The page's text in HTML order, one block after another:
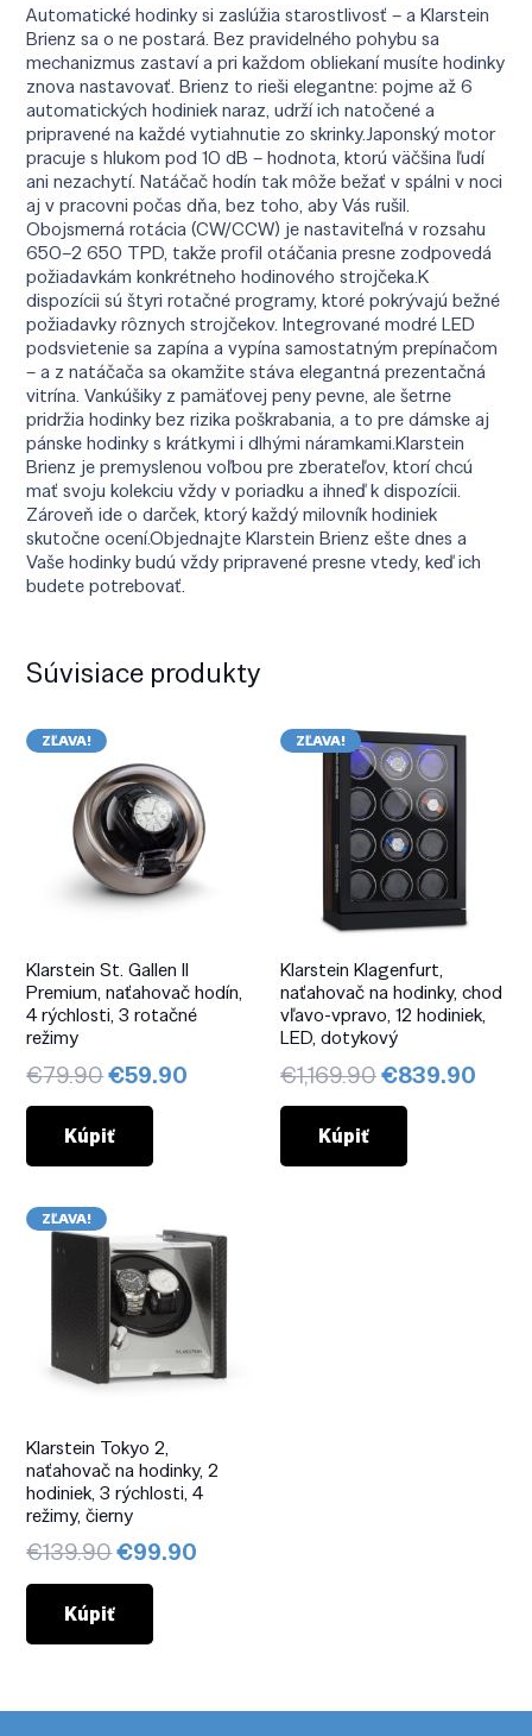
Automatické hodinky si zaslúžia starostlivosť – a Klarstein
Brienz sa o ne postará. Bez pravidelného pohybu sa
mechanizmus zastaví a pri každom obliekaní musíte hodinky
znova nastavovať. Brienz to rieši elegantne: pojme až 6
automatických hodiniek naraz, udrží ich natočené a
pripravené na každé vytiahnutie zo skrinky.Japonský motor
pracuje s hlukom pod 10 dB – hodnota, ktorú väčšina ľudí
ani nezachytí. Natáčač hodín tak môže bežať v spálni v noci
aj v pracovni počas dňa, bez toho, aby Vás rušil.
Obojsmerná rotácia (CW/CCW) je nastaviteľná v rozsahu
650–2 650 TPD, takže profil otáčania presne zodpovedá
požiadavkám konkrétneho hodinového strojčeka.K
dispozícii sú štyri rotačné programy, ktoré pokrývajú bežné
požiadavky rôznych strojčekov. Integrované modré LED
podsvietenie sa zapína a vypína samostatným prepínačom
– a z natáčača sa okamžite stáva elegantná prezentačná
vitrína. Vankúšiky z pamäťovej peny pevne, ale šetrne
pridržia hodinky bez rizika poškrabania, a to pre dámske aj
pánske hodinky s krátkymi i dlhými náramkami.Klarstein
Brienz je premyslenou voľbou pre zberateľov, ktorí chcú
mať svoju kolekciu vždy v poriadku a ihneď k dispozícii.
Zároveň ide o darček, ktorý každý milovník hodiniek
skutočne ocení.Objednajte Klarstein Brienz ešte dnes a
Vaše hodinky budú vždy pripravené presne vtedy, keď ich
budete potrebovať.
Súvisiace produkty
ZĽAVA!
Klarstein St. Gallen ll
Premium, naťahovač hodín,
4 rýchlosti, 3 rotačné
režimy
€79.90Pôvodná
cena
bola:
€79.90.
€59.90 Aktuálna
Kúpiť
ZĽAVA!
Klarstein Klagenfurt,
naťahovač na hodinky, chod
vľavo-vpravo, 12 hodiniek,
LED, dotykový
€1,169.90Pôvodná
cena
€1,169.90.
€839.90
Kúpiť
ZĽAVA!
Klarstein Tokyo 2,
naťahovač na hodinky, 2
hodiniek, 3 rýchlosti, 4
režimy, čierny
€139.90Pôvodná
cena
€139.90.
€99.90
Kúpiť